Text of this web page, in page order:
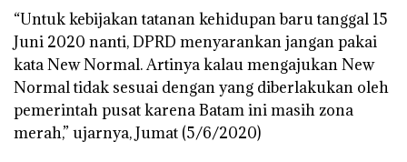
“Untuk kebijakan tatanan kehidupan baru tanggal 15
Juni 2020 nanti, DPRD menyarankan jangan pakai
kata New Normal. Artinya kalau mengajukan New
Normal tidak sesuai dengan yang diberlakukan oleh
pemerintah pusat karena Batam ini masih zona
merah,” ujarnya, Jumat (5/6/2020)